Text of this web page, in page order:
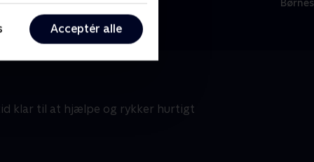
Acceptér alle
• 8 sæsoner
klar til at hjælpe og rykker hurtigt